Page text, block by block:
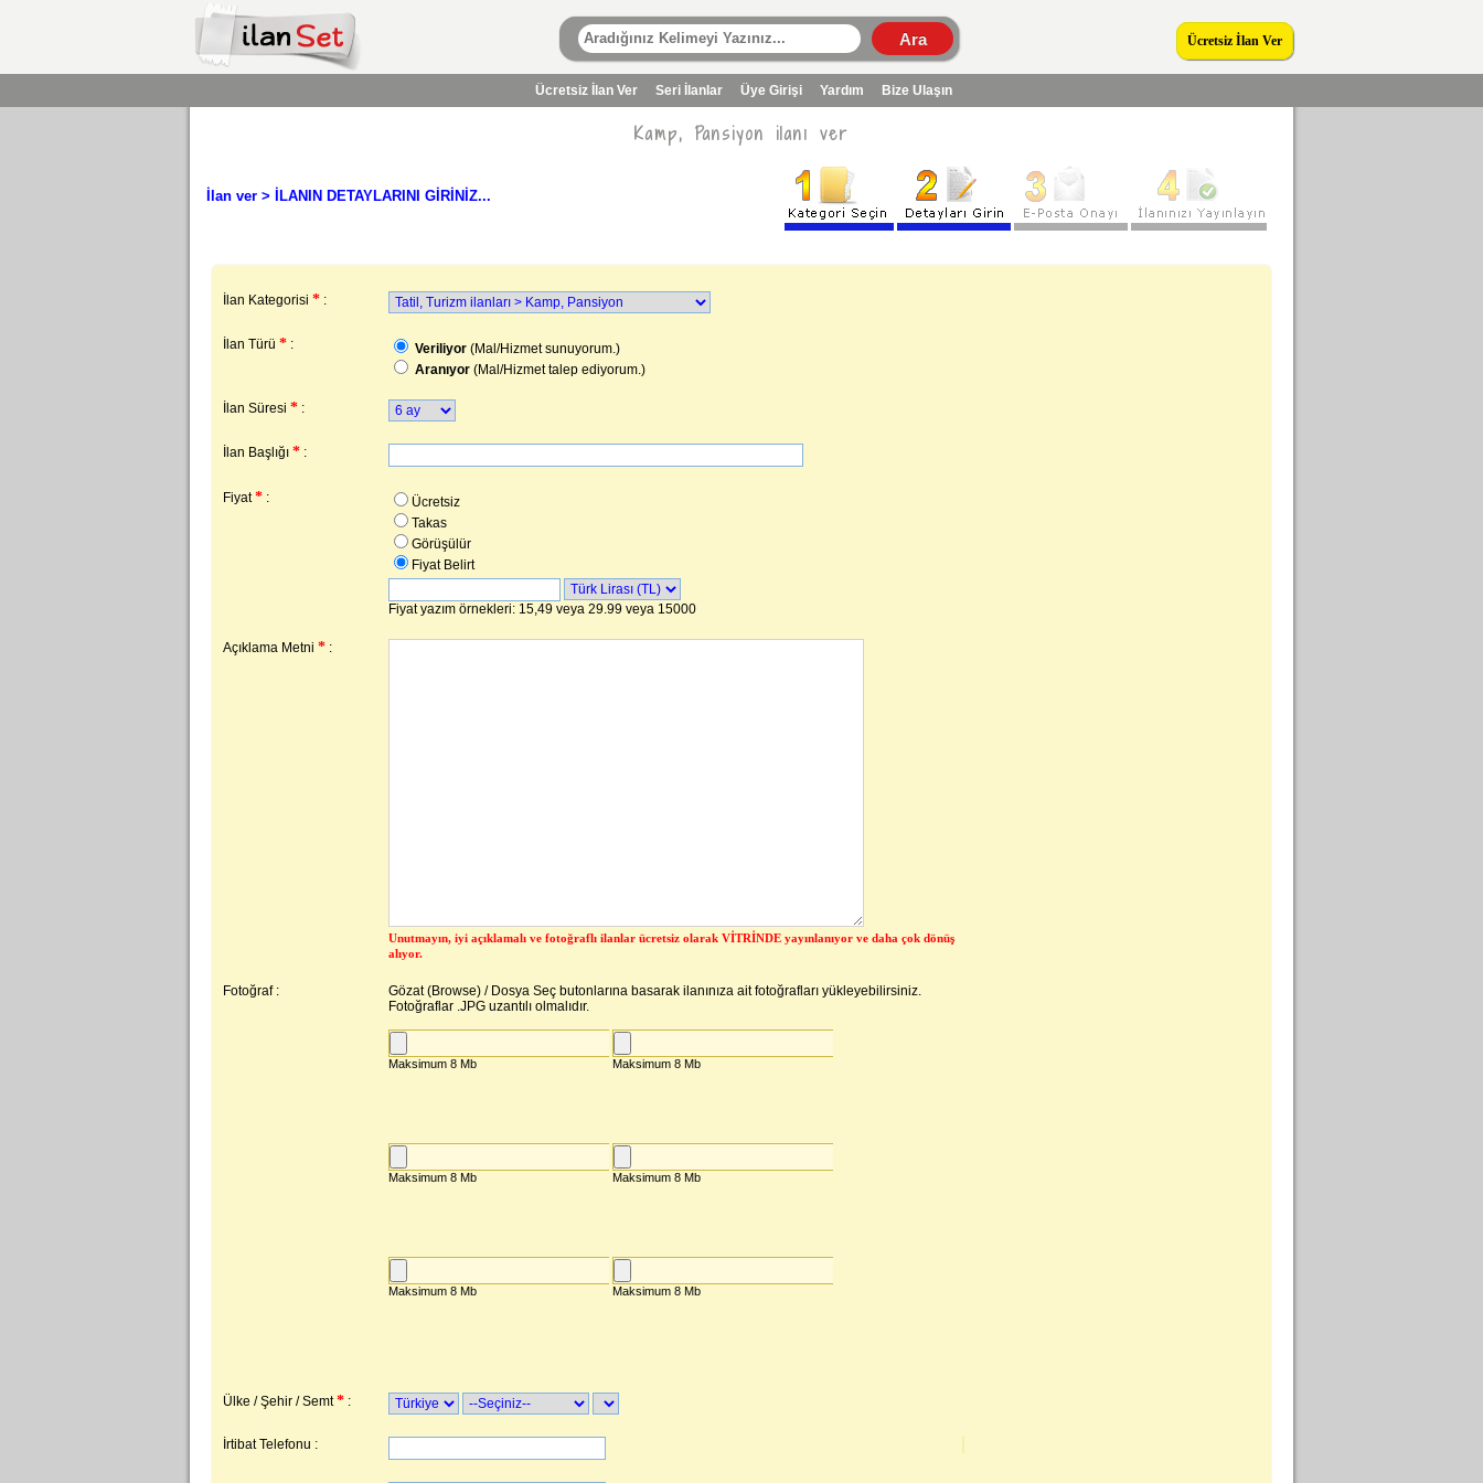
Ücretsiz İlan Ver
Ücretsiz İlan Ver Seri İlanlar Üye Girişi Yardım Bize Ulaşın
Kamp, Pansiyon ilanı ver
İlan ver > İLANIN DETAYLARINI GİRİNİZ...
İlan Kategorisi * :
İlan Türü * : Veriliyor (Mal/Hizmet sunuyorum.)
Aranıyor (Mal/Hizmet talep ediyorum.)
İlan Süresi * :
İlan Başlığı * :
Fiyat* :
Ücretsiz
Takas
Görüşülür
Fiyat Belirt
Fiyat yazım örnekleri: 15,49 veya 29.99 veya 15000
Açıklama Metni * :
Unutmayın, iyi açıklamalı ve fotoğraflı ilanlar ücretsiz olarak VİTRİNDE yayınlanıyor ve daha çok dönüş
alıyor.
Fotoğraf :
Gözat (Browse) / Dosya Seç butonlarına basarak ilanınıza ait fotoğrafları yükleyebilirsiniz.
Fotoğraflar .JPG uzantılı olmalıdır.
Ülke / Şehir / Semt* :
İrtibat Telefonu :